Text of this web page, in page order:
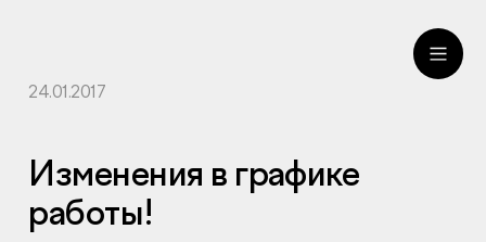
24.01.2017
Изменения в графике
работы!